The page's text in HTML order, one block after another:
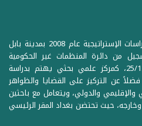
تأسس مركز حمورابي للبحوث والدراسات الإستراتيجية عام 2008 بمدينة بابل
من دائرة المنظمات غير الحكومية
المرقمة ((1Z71874 بتاريخ 25/12/2012، كمركز علمي بحثي يهتم بدراسة
عن التركيز على القضايا والظواهر
والإقليمي والدولي، ويتعامل مع باحثين
حيث تحتضن بغداد المقر الرئيسي